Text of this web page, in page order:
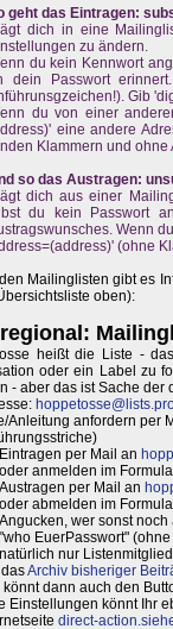
geht das Eintragen:
dich in eine
zu ändern.
du kein Kennwort
dein Passwort
Gib
du von einer
eine andere
Klammern und ohne
so das Austragen:
dich aus einer
du kein Passwort
Wenn
(ohne
Mailinglisten gibt es
oben):
heißt die Liste -
oder ein Label zu
- aber das ist Sache der
Anleitung anfordern per
Eintragen per Mail an
oder anmelden im
Austragen per Mail an
oder abmelden im
Angucken, wer sonst
"who EuerPasswort"
natürlich nur
Archiv bisheriger
könnt dann auch den
Einstellungen könnt Ihr
direct-